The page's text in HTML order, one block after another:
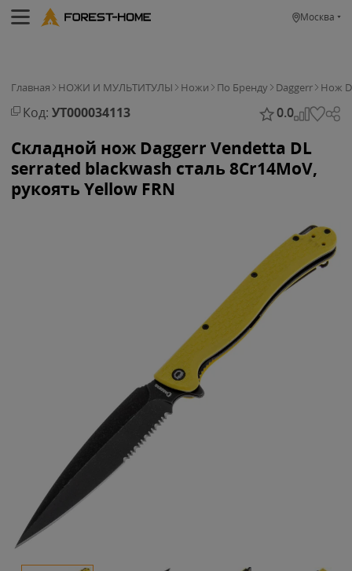
Москва
Главная НОЖИ И МУЛЬТИТУЛЫ Ножи По Бренду Daggerr Нож
Код: УТ000034113 0.0
Складной нож Daggerr Vendetta DL
serrated blackwash сталь 8Cr14MoV,
рукоять Yellow FRN